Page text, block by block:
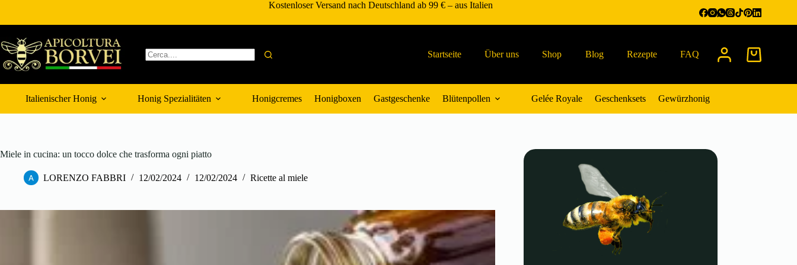
springen
Kostenloser Versand nach Deutschland ab 99 € – aus Italien
Ergebnisse
Startseite Über uns Shop Blog Rezepte FAQ Warenkorb
Italienischer Honig Honig Spezialitäten Honigcremes Honigboxen Gastgeschenke Blütenpollen Gelée Royale Geschenksets Gewürzhonig
Miele in cucina: un tocco dolce che trasforma ogni piatto
LORENZO FABBRI 12/02/2024 12/02/2024 Ricette al miele